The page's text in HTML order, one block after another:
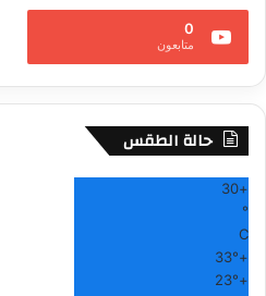
ل
0
متابعون
حالة الطقس
+
30
°
C
+
33°
+
23°